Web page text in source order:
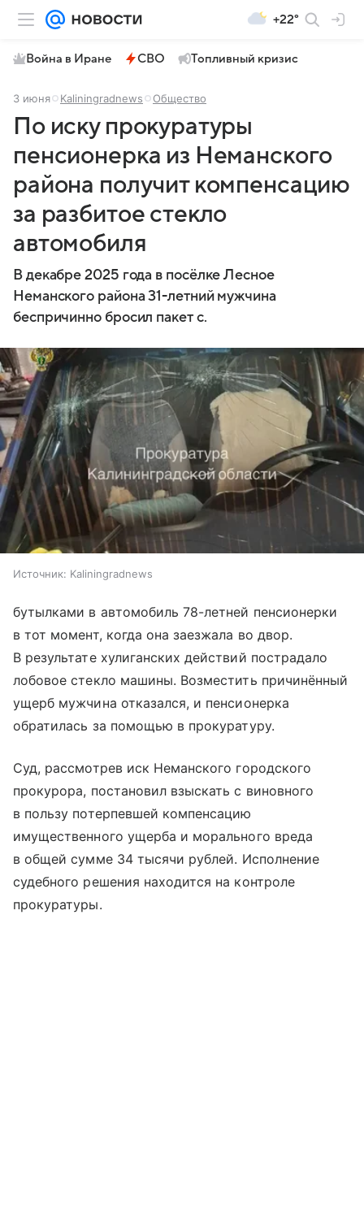
+22°
Война в Иране СВО Топливный кризис
3 июня Kaliningradnews Общество
По иску прокуратуры
пенсионерка из Неманского
района получит компенсацию
за разбитое стекло
автомобиля
В декабре 2025 года в посёлке Лесное
Неманского района 31-летний мужчина
беспричинно бросил пакет с.
Источник: Kaliningradnews
бутылками в автомобиль 78-летней пенсионерки
в тот момент, когда она заезжала во двор.
В результате хулиганских действий пострадало
лобовое стекло машины. Возместить причинённый
ущерб мужчина отказался, и пенсионерка
обратилась за помощью в прокуратуру.
Суд, рассмотрев иск Неманского городского
прокурора, постановил взыскать с виновного
в пользу потерпевшей компенсацию
имущественного ущерба и морального вреда
в общей сумме 34 тысячи рублей. Исполнение
судебного решения находится на контроле
прокуратуры.